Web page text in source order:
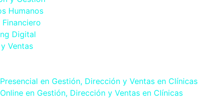
Humanos
Digital
Ventas
en Gestión, Dirección y Ventas en Clínicas
en Gestión, Dirección y Ventas en Clínicas